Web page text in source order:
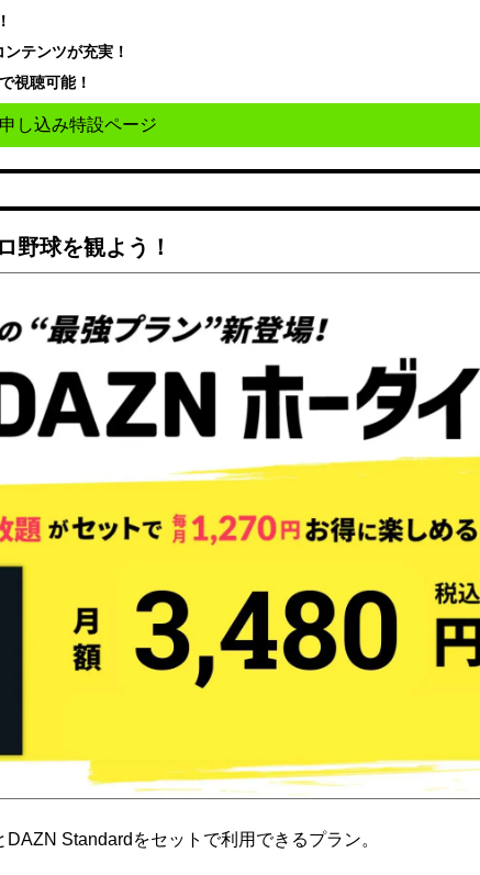
テンツが充実！
視聴可能！
し込み特設ページ
野球を観よう！
Standardをセットで利用できるプラン。